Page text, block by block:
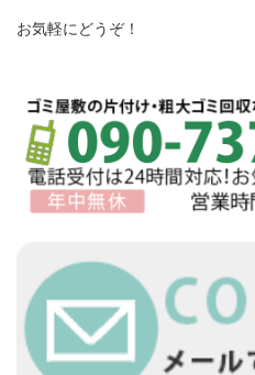
お気軽にどうぞ！